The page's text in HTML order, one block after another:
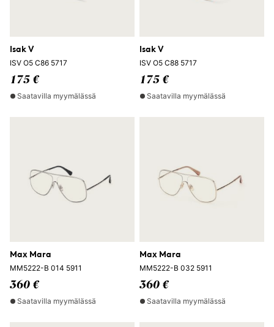
Isak V
ISV O5 C86 5717
175 €
Saatavilla myymälässä
Isak V
ISV O5 C88 5717
175 €
Saatavilla myymälässä
Max Mara
MM5222-B 014 5911
360 €
Saatavilla myymälässä
Max Mara
MM5222-B 032 5911
360 €
Saatavilla myymälässä